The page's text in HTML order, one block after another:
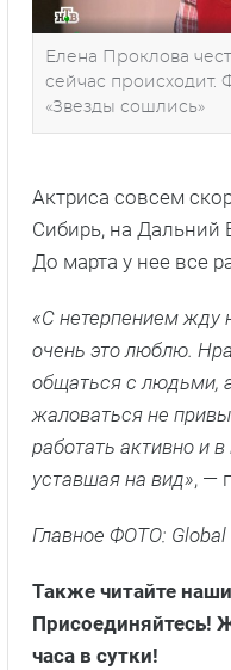
Елена Проклова
сейчас происходит.
«Звезды сошлись»
Актриса совсем
Сибирь, на Дальний
До марта у нее все
«С нетерпением жду
очень это люблю.
общаться с людьми,
жаловаться не
работать активно и
уставшая на вид», —
Главное ФОТО: Global
Также читайте
Присоединяйтесь!
часа в сутки!